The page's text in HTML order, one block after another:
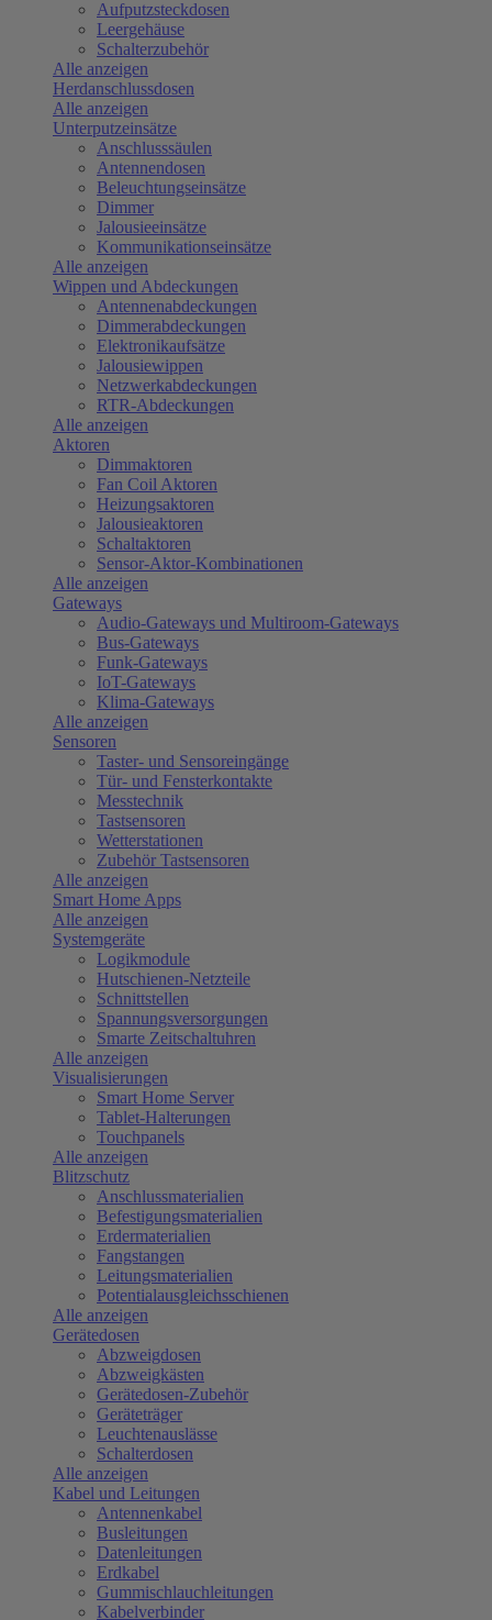
Aufputzsteckdosen
Leergehäuse
Schalterzubehör
Alle anzeigen
Herdanschlussdosen
Alle anzeigen
Unterputzeinsätze
Anschlusssäulen
Antennendosen
Beleuchtungseinsätze
Dimmer
Jalousieeinsätze
Kommunikationseinsätze
Alle anzeigen
Wippen und Abdeckungen
Antennenabdeckungen
Dimmerabdeckungen
Elektronikaufsätze
Jalousiewippen
Netzwerkabdeckungen
RTR-Abdeckungen
Alle anzeigen
Aktoren
Dimmaktoren
Fan Coil Aktoren
Heizungsaktoren
Jalousieaktoren
Schaltaktoren
Sensor-Aktor-Kombinationen
Alle anzeigen
Gateways
Audio-Gateways und Multiroom-Gateways
Bus-Gateways
Funk-Gateways
IoT-Gateways
Klima-Gateways
Alle anzeigen
Sensoren
Taster- und Sensoreingänge
Tür- und Fensterkontakte
Messtechnik
Tastsensoren
Wetterstationen
Zubehör Tastsensoren
Alle anzeigen
Smart Home Apps
Alle anzeigen
Systemgeräte
Logikmodule
Hutschienen-Netzteile
Schnittstellen
Spannungsversorgungen
Smarte Zeitschaltuhren
Alle anzeigen
Visualisierungen
Smart Home Server
Tablet-Halterungen
Touchpanels
Alle anzeigen
Blitzschutz
Anschlussmaterialien
Befestigungsmaterialien
Erdermaterialien
Fangstangen
Leitungsmaterialien
Potentialausgleichsschienen
Alle anzeigen
Gerätedosen
Abzweigdosen
Abzweigkästen
Gerätedosen-Zubehör
Geräteträger
Leuchtenauslässe
Schalterdosen
Alle anzeigen
Kabel und Leitungen
Antennenkabel
Busleitungen
Datenleitungen
Erdkabel
Gummischlauchleitungen
Kabelverbinder